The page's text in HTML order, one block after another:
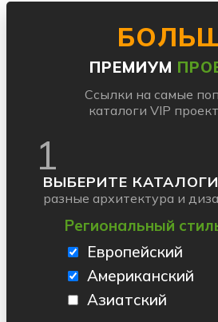
ПРЕМИУМ
Ссылки на самые
каталоги VIP
1
ВЫБЕРИТЕ КАТАЛОГИ
разные архитектура и
Региональный
Европейский
Американский
Азиатский